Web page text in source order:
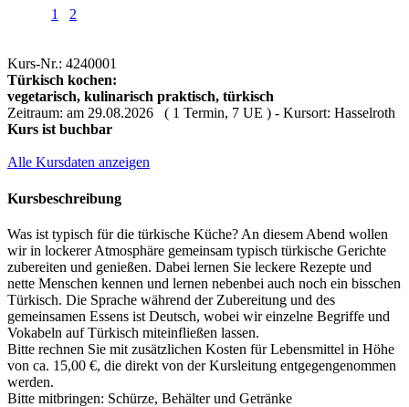
1 2
Kurs-Nr.: 4240001
Türkisch kochen:
vegetarisch, kulinarisch praktisch, türkisch
Zeitraum: am 29.08.2026 ( 1 Termin, 7 UE ) - Kursort: Hasselroth
Kurs ist buchbar
Alle Kursdaten anzeigen
Kursbeschreibung
Was ist typisch für die türkische Küche? An diesem Abend wollen
wir in lockerer Atmosphäre gemeinsam typisch türkische Gerichte
zubereiten und genießen. Dabei lernen Sie leckere Rezepte und
nette Menschen kennen und lernen nebenbei auch noch ein bisschen
Türkisch. Die Sprache während der Zubereitung und des
gemeinsamen Essens ist Deutsch, wobei wir einzelne Begriffe und
Vokabeln auf Türkisch miteinfließen lassen.
Bitte rechnen Sie mit zusätzlichen Kosten für Lebensmittel in Höhe
von ca. 15,00 €, die direkt von der Kursleitung entgegengenommen
werden.
Bitte mitbringen: Schürze, Behälter und Getränke